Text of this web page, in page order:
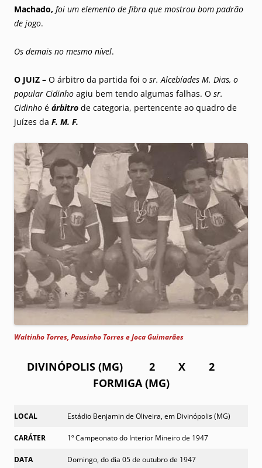
Machado, foi um elemento de fibra que mostrou bom padrão
de jogo.
Os demais no mesmo nível.
O JUIZ – O árbitro da partida foi o sr. Alcebíades M. Dias, o
popular Cidinho agiu bem tendo algumas falhas. O sr.
Cidinho é árbitro de categoria, pertencente ao quadro de
juízes da F. M. F.
Waltinho Torres, Pausinho Torres e Joca Guimarães
DIVINÓPOLIS (MG) 2 X 2
FORMIGA (MG)
LOCAL Estádio Benjamin de Oliveira, em Divinópolis (MG)
CARÁTER 1º Campeonato do Interior Mineiro de 1947
DATA Domingo, do dia 05 de outubro de 1947